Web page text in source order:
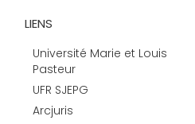
LIENS
Université Marie et Louis
Pasteur
UFR SJEPG
Arcjuris